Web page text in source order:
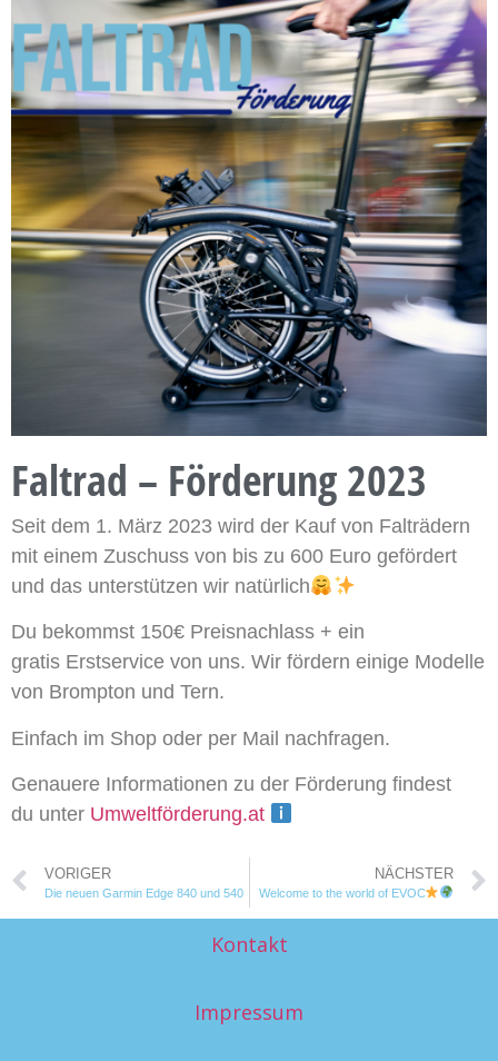
Faltrad – Förderung 2023
Seit dem 1. März 2023 wird der Kauf von Falträdern
mit einem Zuschuss von bis zu 600 Euro gefördert
und das unterstützen wir natürlich
Du bekommst 150€ Preisnachlass + ein
gratis Erstservice von uns. Wir fördern einige Modelle
von Brompton und Tern.
Einfach im Shop oder per Mail nachfragen.
Genauere Informationen zu der Förderung findest
du unter Umweltförderung.at
VORIGER
Die neuen Garmin Edge 840 und 540
NÄCHSTER
Welcome to the world of EVOC
Kontakt
Impressum